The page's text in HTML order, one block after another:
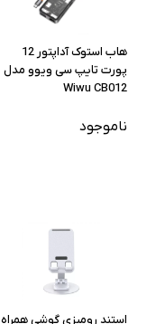
هاب استوک آداپتور 12
پورت تایپ سی ویوو مدل
Wiwu CB012
ناموجود
استند رومیزی گوشی همراه